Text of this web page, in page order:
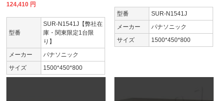
124,410 円
型番
SUR-N1541J【弊社在
庫・関東限定1台限
り】
メーカー
パナソニック
サイズ
1500*450*800
型番
SUR-N1541J
メーカー
パナソニック
サイズ
1500*450*800